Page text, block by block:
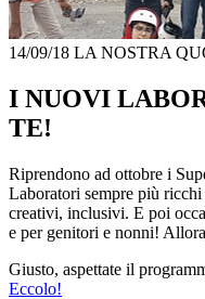
14/09/18 LA NOSTRA
I NUOVI
TE!
Riprendono ad ottobre i
Laboratori sempre più
creativi, inclusivi. E poi
e per genitori e nonni!
Giusto, aspettate il
Eccolo!